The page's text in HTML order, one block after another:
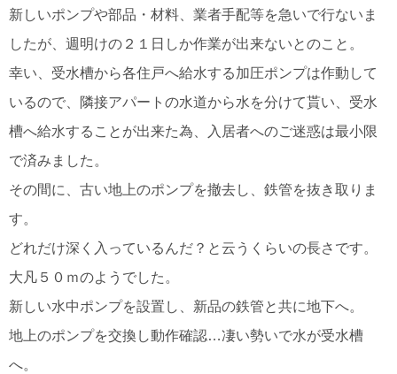
新しいポンプや部品・材料、業者手配等を急いで行ないま
したが、週明けの２１日しか作業が出来ないとのこと。
幸い、受水槽から各住戸へ給水する加圧ポンプは作動して
いるので、隣接アパートの水道から水を分けて貰い、受水
槽へ給水することが出来た為、入居者へのご迷惑は最小限
で済みました。
その間に、古い地上のポンプを撤去し、鉄管を抜き取りま
す。
どれだけ深く入っているんだ？と云うくらいの長さです。
大凡５０ｍのようでした。
新しい水中ポンプを設置し、新品の鉄管と共に地下へ。
地上のポンプを交換し動作確認…凄い勢いで水が受水槽
へ。